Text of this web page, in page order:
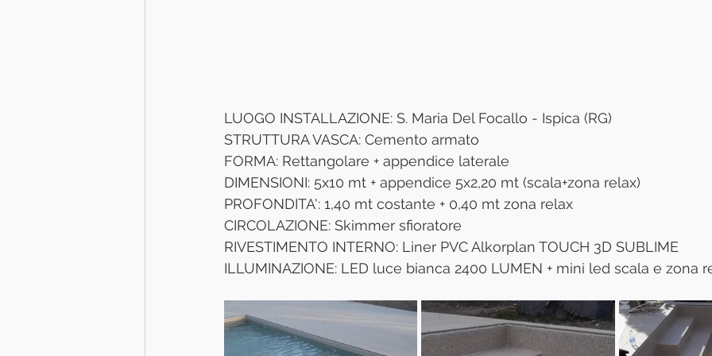
LUOGO INSTALLAZIONE: S. Maria Del Focallo - Ispica (RG)
STRUTTURA VASCA: Cemento armato
FORMA: Rettangolare + appendice laterale
DIMENSIONI: 5x10 mt + appendice 5x2,20 mt (scala+zona relax)
PROFONDITA': 1,40 mt costante + 0,40 mt zona relax
CIRCOLAZIONE: Skimmer sfioratore
RIVESTIMENTO INTERNO: Liner PVC Alkorplan TOUCH 3D SUBLIME
ILLUMINAZIONE: LED luce bianca 2400 LUMEN + mini led scala e zona